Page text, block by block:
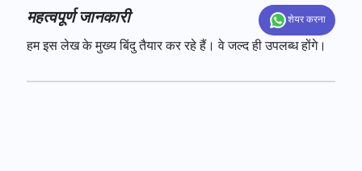
महत्वपूर्ण जानकारी शेयर करना
हम इस लेख के मुख्य बिंदु तैयार कर रहे हैं। वे जल्द ही उपलब्ध होंगे।